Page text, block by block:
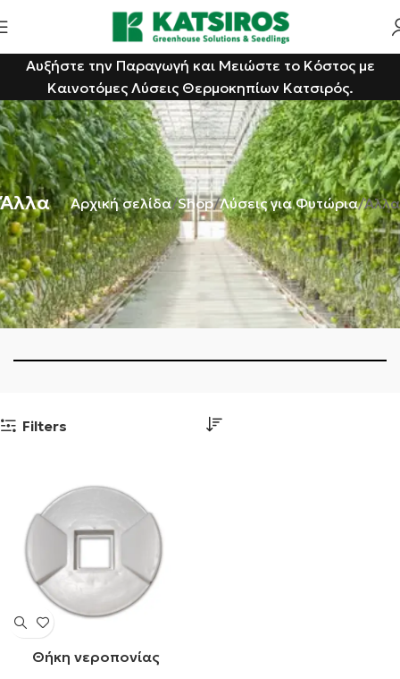
Αυξήστε την Παραγωγή και Μειώστε το Κόστος με
Καινοτόμες Λύσεις Θερμοκηπίων Κατσιρός.
Άλλα Αρχική σελίδα Shop Λύσεις για Φυτώρια Άλλα
Filters
Θήκη νεροπονίας